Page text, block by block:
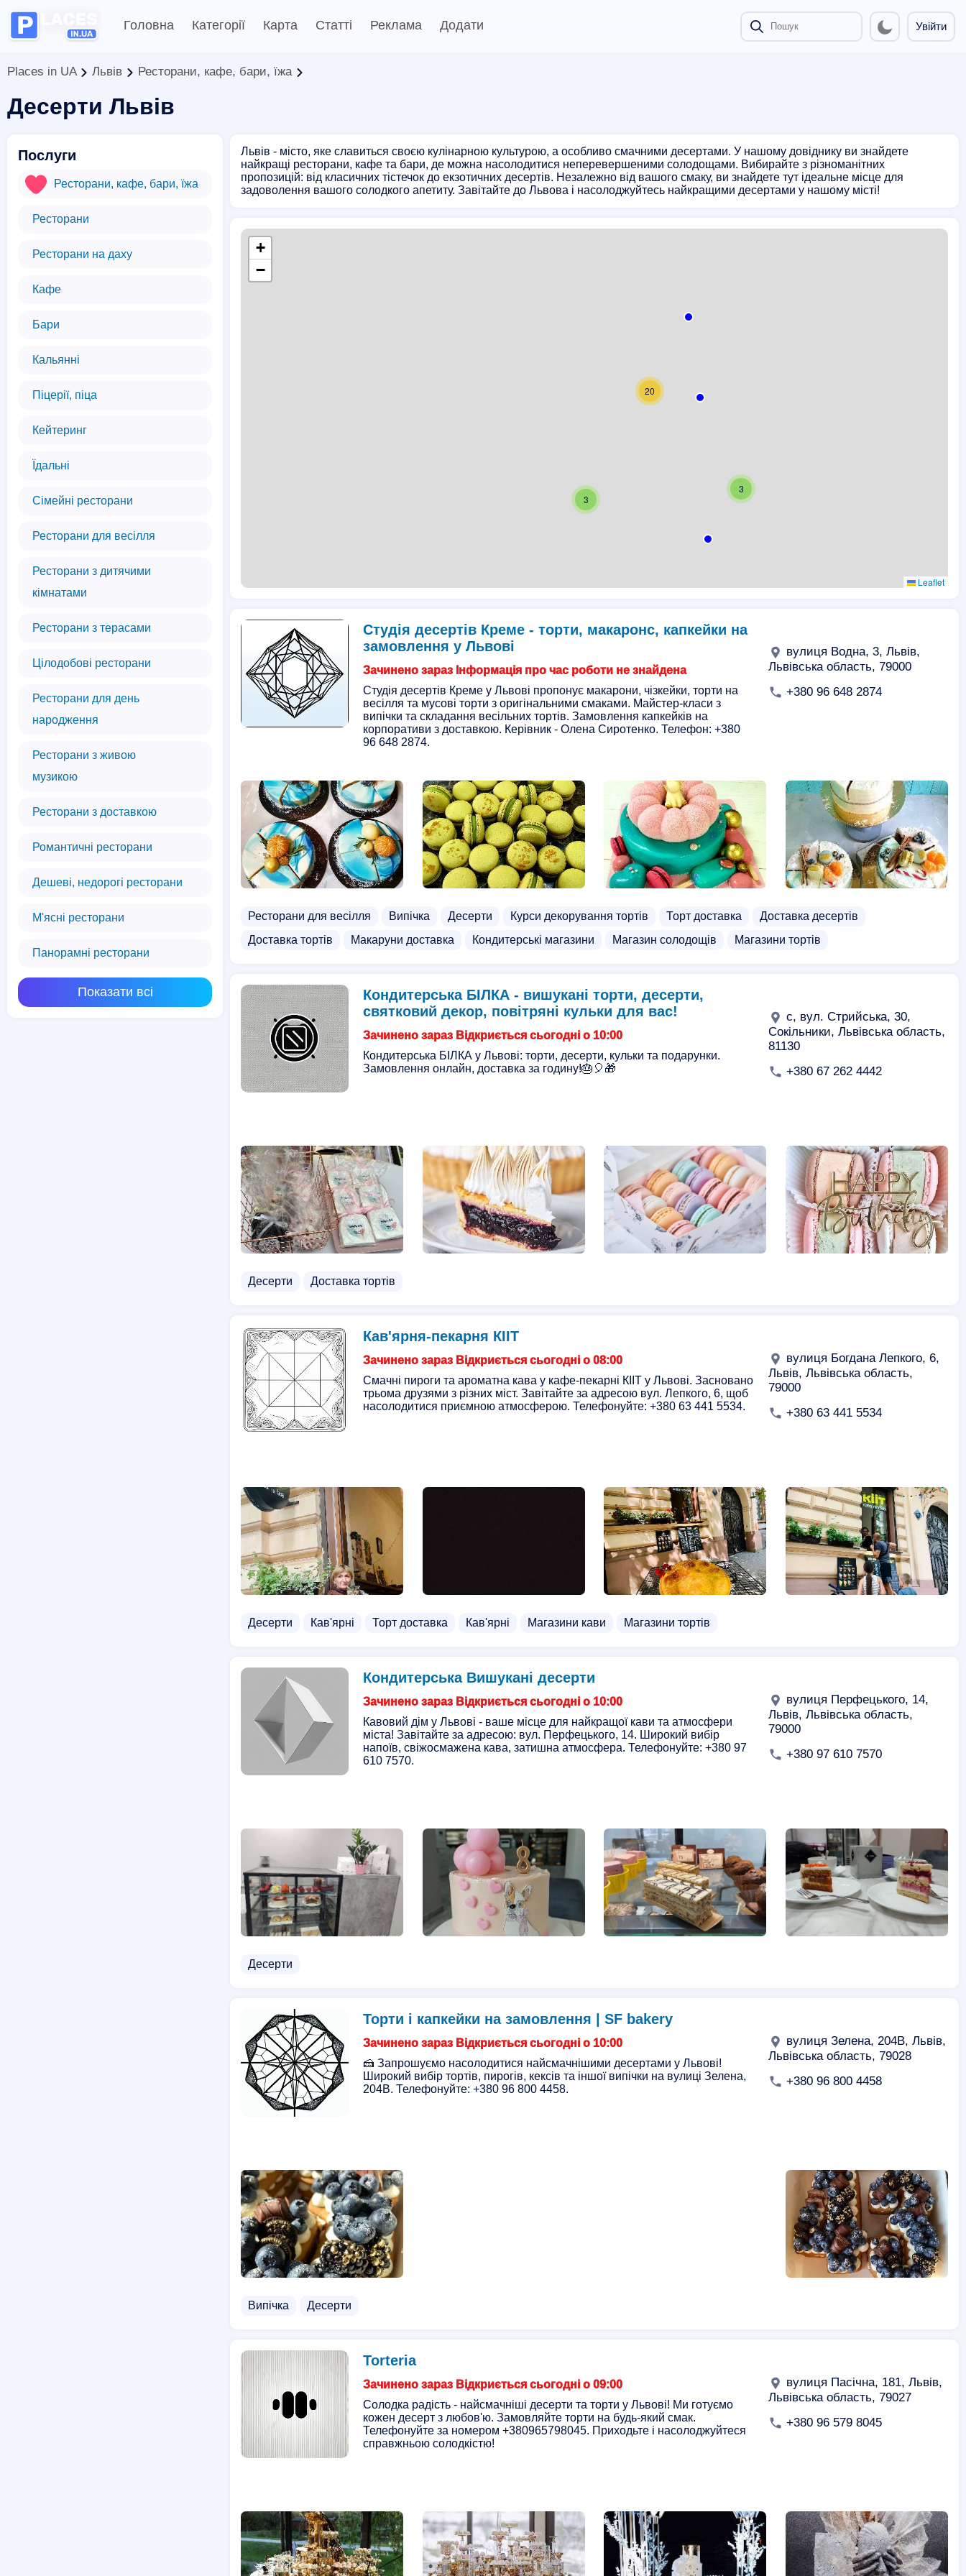
Головна Категорії Карта Статті Реклама Додати Увійти
Places in UA Львів Ресторани, кафе, бари, їжа
Десерти Львів
Послуги
Ресторани, кафе, бари, їжа
Ресторани
Ресторани на даху
Кафе
Бари
Кальянні
Піцерії, піца
Кейтеринг
Їдальні
Сімейні ресторани
Ресторани для весілля
Ресторани з дитячими
кімнатами
Ресторани з терасами
Цілодобові ресторани
Ресторани для день
народження
Ресторани з живою
музикою
Ресторани з доставкою
Романтичні ресторани
Дешеві, недорогі ресторани
М'ясні ресторани
Панорамні ресторани
Показати всі
Львів - місто, яке славиться своєю кулінарною культурою, а особливо смачними десертами. У нашому довіднику ви знайдете
найкращі ресторани, кафе та бари, де можна насолодитися неперевершеними солодощами. Вибирайте з різноманітних
пропозицій: від класичних тістечок до екзотичних десертів. Незалежно від вашого смаку, ви знайдете тут ідеальне місце для
задоволення вашого солодкого апетиту. Завітайте до Львова і насолоджуйтесь найкращими десертами у нашому місті!
3
20
3
+
−
Leaflet
Студія десертів Креме - торти, макаронс, капкейки на
замовлення у Львові
Зачинено зараз Інформація про час роботи не знайдена
Студія десертів Креме у Львові пропонує макарони, чізкейки, торти на
весілля та мусові торти з оригінальними смаками. Майстер-класи з
випічки та складання весільних тортів. Замовлення капкейків на
корпоративи з доставкою. Керівник - Олена Сиротенко. Телефон: +380
96 648 2874.
вулиця Водна, 3, Львів,
Львівська область, 79000
+380 96 648 2874
Ресторани для весілля Випічка Десерти Курси декорування тортів Торт доставка
Доставка десертів
Доставка тортів
Макаруни доставка Кондитерські магазини Магазин солодощів Магазини тортів
Кондитерська БІЛКА - вишукані торти, десерти,
святковий декор, повітряні кульки для вас!
Зачинено зараз Відкриється сьогодні о 10:00
Кондитерська БІЛКА у Львові: торти, десерти, кульки та подарунки.
Замовлення онлайн, доставка за годину!🎂🎈🎁
с, вул. Стрийська, 30,
Сокільники, Львівська область,
81130
+380 67 262 4442
Десерти Доставка тортів
Кав'ярня-пекарня КІІТ
Зачинено зараз Відкриється сьогодні о 08:00
Смачні пироги та ароматна кава у кафе-пекарні КІІТ у Львові. Засновано
трьома друзями з різних міст. Завітайте за адресою вул. Лепкого, 6, щоб
насолодитися приємною атмосферою. Телефонуйте: +380 63 441 5534.
вулиця Богдана Лепкого, 6,
Львів, Львівська область,
79000
+380 63 441 5534
Десерти Кав'ярні Торт доставка Кав'ярні Магазини кави Магазини тортів
Кондитерська Вишукані десерти
Зачинено зараз Відкриється сьогодні о 10:00
Кавовий дім у Львові - ваше місце для найкращої кави та атмосфери
міста! Завітайте за адресою: вул. Перфецького, 14. Широкий вибір
напоїв, свіжосмажена кава, затишна атмосфера. Телефонуйте: +380 97
610 7570.
вулиця Перфецького, 14,
Львів, Львівська область,
79000
+380 97 610 7570
Десерти
Торти і капкейки на замовлення | SF bakery
Зачинено зараз Відкриється сьогодні о 10:00
🍰 Запрошуємо насолодитися найсмачнішими десертами у Львові!
Широкий вибір тортів, пирогів, кексів та іншої випічки на вулиці Зелена,
204В. Телефонуйте: +380 96 800 4458.
вулиця Зелена, 204В, Львів,
Львівська область, 79028
+380 96 800 4458
Випічка Десерти
Torteria
Зачинено зараз Відкриється сьогодні о 09:00
Солодка радість - найсмачніші десерти та торти у Львові! Ми готуємо
кожен десерт з любов'ю. Замовляйте торти на будь-який смак.
Телефонуйте за номером +380965798045. Приходьте і насолоджуйтеся
справжньою солодкістю!
вулиця Пасічна, 181, Львів,
Львівська область, 79027
+380 96 579 8045